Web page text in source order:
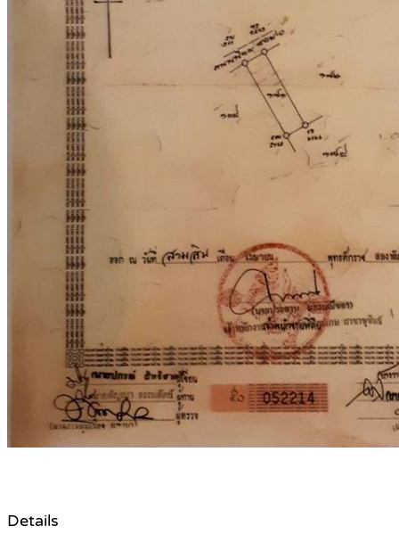
Details